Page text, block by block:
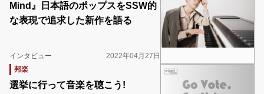
Mind』日本語のポップスをSSW的
な表現で追求した新作を語る
インタビュー
2022年04月27日
邦楽
選挙に行って音楽を聴こう!